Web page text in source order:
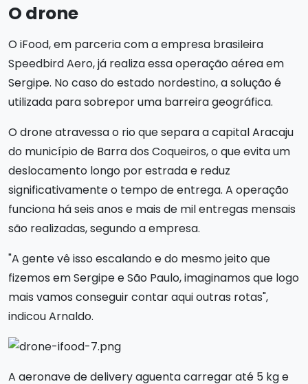
O drone
O iFood, em parceria com a empresa brasileira
Speedbird Aero, já realiza essa operação aérea em
Sergipe. No caso do estado nordestino, a solução é
utilizada para sobrepor uma barreira geográfica.
O drone atravessa o rio que separa a capital Aracaju
do município de Barra dos Coqueiros, o que evita um
deslocamento longo por estrada e reduz
significativamente o tempo de entrega. A operação
funciona há seis anos e mais de mil entregas mensais
são realizadas, segundo a empresa.
"A gente vê isso escalando e do mesmo jeito que
fizemos em Sergipe e São Paulo, imaginamos que logo
mais vamos conseguir contar aqui outras rotas",
indicou Arnaldo.
A aeronave de delivery aguenta carregar até 5 kg e